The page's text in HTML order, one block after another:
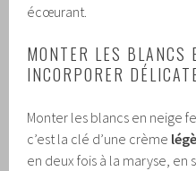
écœurant.
MONTER LES BLANCS
INCORPORER
Monter les blancs en neige
c’est la clé d’une crème
en deux fois à la maryse, en